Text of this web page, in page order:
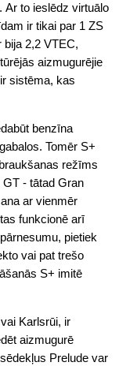
Ar to ieslēdz virtuālo
ir tikai par 1 ZS
bija 2,2 VTEC,
aizmugurējie
sistēma, kas
benzīna
Tomēr S+
režīms
- tātad Gran
ar vienmēr
funkcionē arī
pietiek
vai pat trešo
S+ imitē
Karlsrūi, ir
aizmugurē
Prelude var